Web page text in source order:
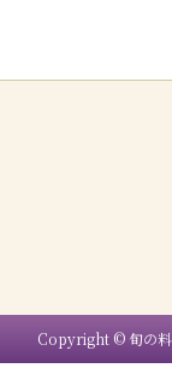
Copyright © 旬の